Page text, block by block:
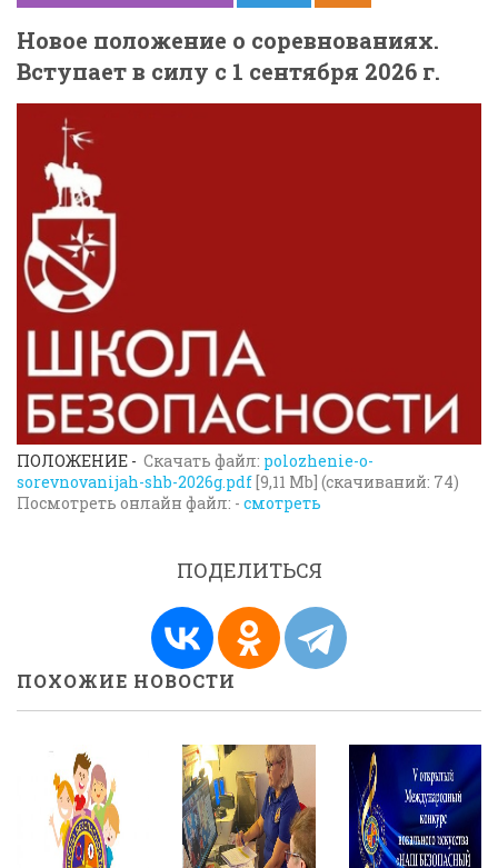
Новое положение о соревнованиях.
Вступает в силу с 1 сентября 2026 г.
ПОЛОЖЕНИЕ - Скачать файл: polozhenie-o-
sorevnovanijah-shb-2026g.pdf[9,11 Mb] (cкачиваний: 74)
Посмотреть онлайн файл: - смотреть
ПОДЕЛИТЬСЯ
ПОХОЖИЕ НОВОСТИ